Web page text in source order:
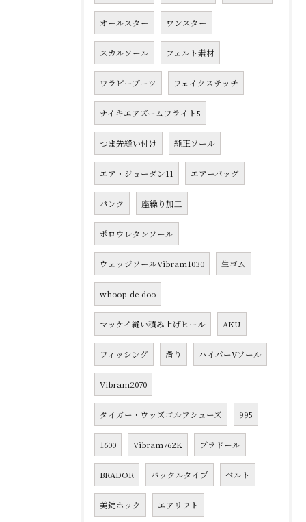
オールスター ワンスター
スカルソール フェルト素材
ワラビーブーツ フェイクステッチ
ナイキエアズームフライト5
つま先縫い付け 純正ソール
エア・ジョーダン11 エアーバッグ
パンク 座繰り加工
ポロウレタンソール
ウェッジソールVibram1030 生ゴム
whoop-de-doo
マッケイ縫い積み上げヒール AKU
フィッシング 滑り ハイパーVソール
Vibram2070
タイガー・ウッズゴルフシューズ 995
1600 Vibram762K ブラドール
BRADOR バックルタイプ ベルト
美錠ホック エアリフト